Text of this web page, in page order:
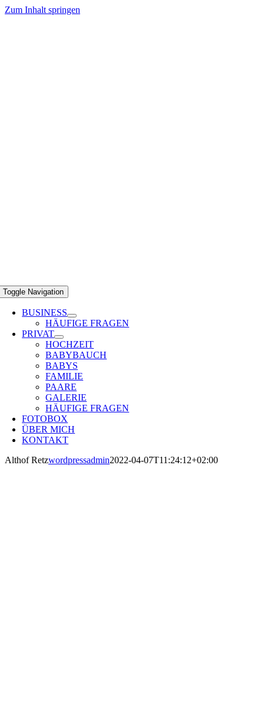
Zum Inhalt springen
Toggle Navigation
BUSINESS
HÄUFIGE FRAGEN
PRIVAT
HOCHZEIT
BABYBAUCH
BABYS
FAMILIE
PAARE
GALERIE
HÄUFIGE FRAGEN
FOTOBOX
ÜBER MICH
KONTAKT
Althof Retzwordpressadmin2022-04-07T11:24:12+02:00